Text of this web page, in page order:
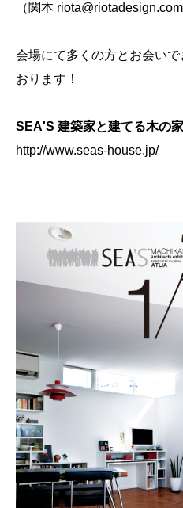
（関本 riota@riotadesign.com
会場にて多くの方とお会い
おります！
SEA'S 建築家と建てる木の家
http://www.seas-house.jp/